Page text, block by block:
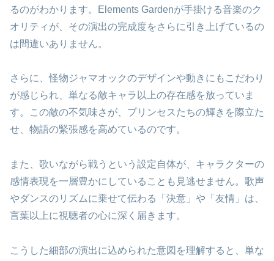
るのがわかります。Elements Gardenが手掛ける音楽のク
オリティが、その演出の完成度をさらに引き上げているの
は間違いありません。
さらに、怪物ジャマオックのデザインや動きにもこだわり
が感じられ、単なる敵キャラ以上の存在感を放っていま
す。この敵の不気味さが、プリンセスたちの輝きを際立た
せ、物語の緊張感を高めているのです。
また、歌いながら戦うという設定自体が、キャラクターの
感情表現を一層豊かにしていることも見逃せません。歌声
やダンスのリズムに乗せて伝わる「決意」や「友情」は、
言葉以上に視聴者の心に深く届きます。
こうした細部の演出に込められた意図を理解すると、単な